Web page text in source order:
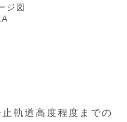
ジ図
軌道高度程度までの